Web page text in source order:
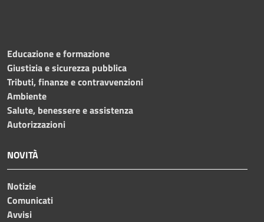
Educazione e formazione
Giustizia e sicurezza pubblica
Tributi, finanze e contravvenzioni
Ambiente
Salute, benessere e assistenza
Autorizzazioni
NOVITÀ
Notizie
Comunicati
Avvisi